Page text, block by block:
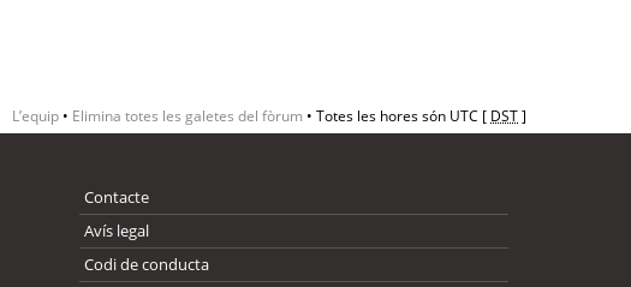
L’equip • Elimina totes les galetes del fòrum • Totes les hores són UTC [ DST]
Contacte
Avís legal
Codi de conducta